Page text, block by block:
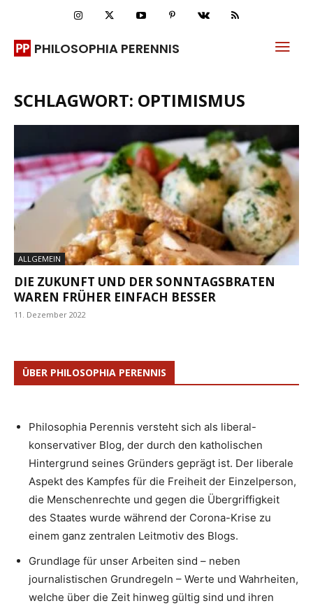
PHILOSOPHIA PERENNIS
SCHLAGWORT: OPTIMISMUS
ALLGEMEIN
DIE ZUKUNFT UND DER SONNTAGSBRATEN
WAREN FRÜHER EINFACH BESSER
11. Dezember 2022
ÜBER PHILOSOPHIA PERENNIS
Philosophia Perennis versteht sich als liberal-
konservativer Blog, der durch den katholischen
Hintergrund seines Gründers geprägt ist. Der liberale
Aspekt des Kampfes für die Freiheit der Einzelperson,
die Menschenrechte und gegen die Übergriffigkeit
des Staates wurde während der Corona-Krise zu
einem ganz zentralen Leitmotiv des Blogs.
Grundlage für unser Arbeiten sind – neben
journalistischen Grundregeln – Werte und Wahrheiten,
welche über die Zeit hinweg gültig sind und ihren